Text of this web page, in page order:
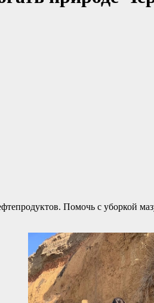
Помочь с уборкой